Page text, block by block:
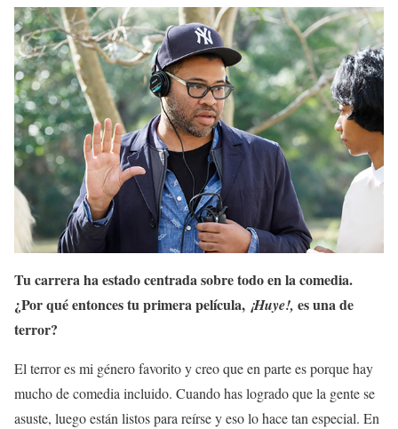
Tu carrera ha estado centrada sobre todo en la comedia.
¿Por qué entonces tu primera película, ¡Huye!, es una de
terror?
El terror es mi género favorito y creo que en parte es porque hay
mucho de comedia incluido. Cuando has logrado que la gente se
asuste, luego están listos para reírse y eso lo hace tan especial. En